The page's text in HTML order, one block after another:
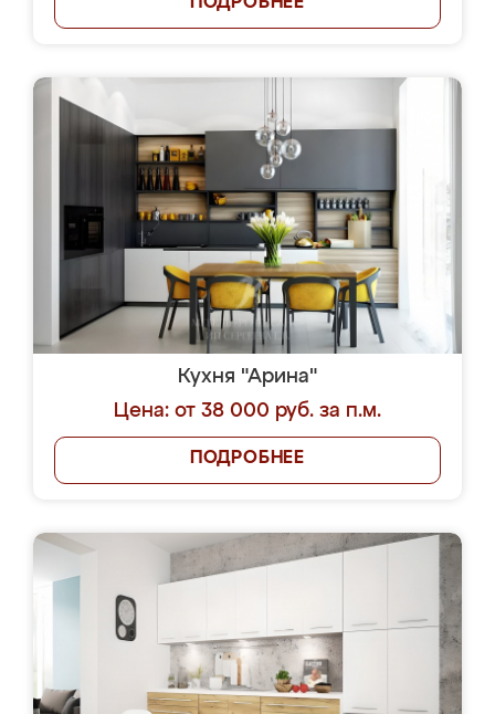
Кухня "Арина"
Цена: от 38 000 руб. за п.м.
ПОДРОБНЕЕ